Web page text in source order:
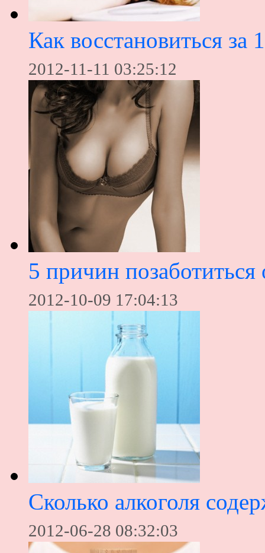
Как восстановиться за
2012-11-11 03:25:12
5 причин позаботиться
2012-10-09 17:04:13
Сколько алкоголя
2012-06-28 08:32:03